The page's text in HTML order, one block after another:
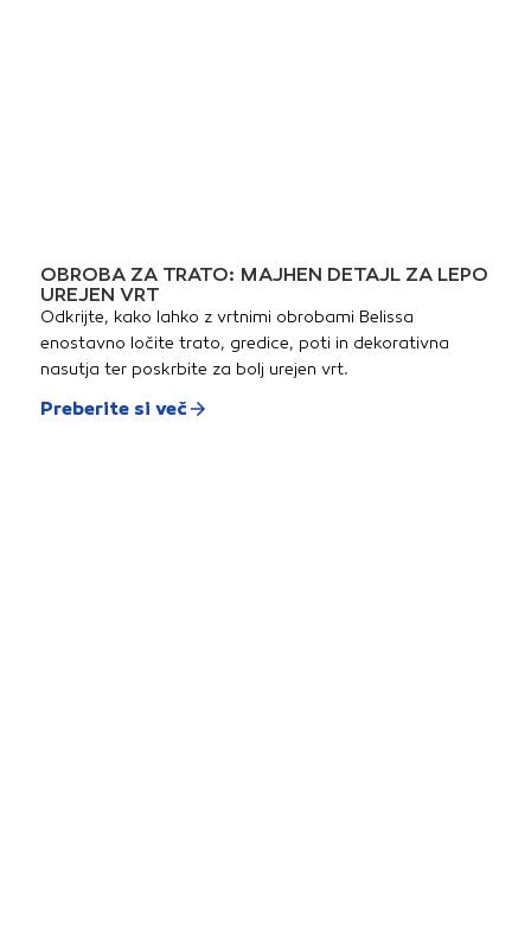
OBROBA ZA TRATO: MAJHEN DETAJL ZA LEPO
UREJEN VRT
Odkrijte, kako lahko z vrtnimi obrobami Belissa
enostavno ločite trato, gredice, poti in dekorativna
nasutja ter poskrbite za bolj urejen vrt.
Preberite si več